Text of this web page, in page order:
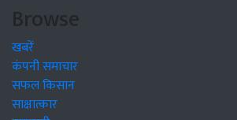
Browse
खबरें
कंपनी समाचार
सफल किसान
साक्षात्कार